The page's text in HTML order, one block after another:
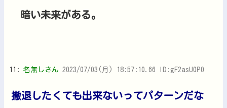
暗い未来がある。
11: 名無しさん 2023/07/03(月) 18:57:10.66 ID:gF2asU0P0
撤退したくても出来ないってパターンだな